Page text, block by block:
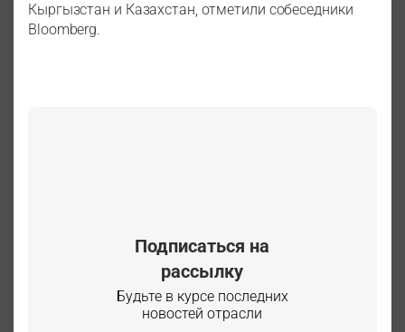
Кыргызстан и Казахстан, отметили собеседники
Bloomberg.
Подписаться на
рассылку
Будьте в курсе последних
новостей отрасли